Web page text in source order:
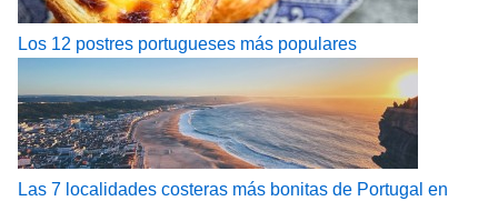
Los 12 postres portugueses más populares
Las 7 localidades costeras más bonitas de Portugal en